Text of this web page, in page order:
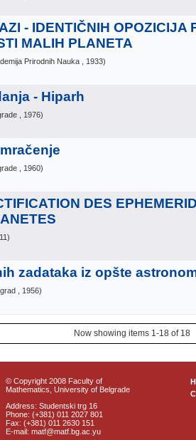
- IDENTIČNIH OPOZICIJA
MALIH PLANETA
Prirodnih Nauka , 1933)
- Hiparh
, 1976)
, 1960)
DES
)
zadataka iz opšte
, 1956)
Now showing items 1-18 of 18
© Copyright 2008 Faculty of
Mathematics, University of Belgrade
Address: Studentski trg 16
Phone: (+381) 011 2027 801
Fax: (+381) 011 2630 151
E-mail: matf@matf.bg.ac.yu